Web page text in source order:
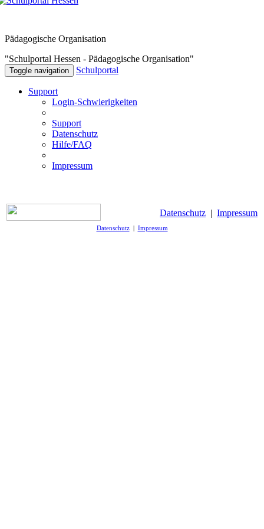
Pädagogische Organisation
"Schulportal Hessen - Pädagogische Organisation"
Toggle navigation Schulportal
Support
Login-Schwierigkeiten
Support
Datenschutz
Hilfe/FAQ
Impressum
Datenschutz | Impressum
Datenschutz| Impressum